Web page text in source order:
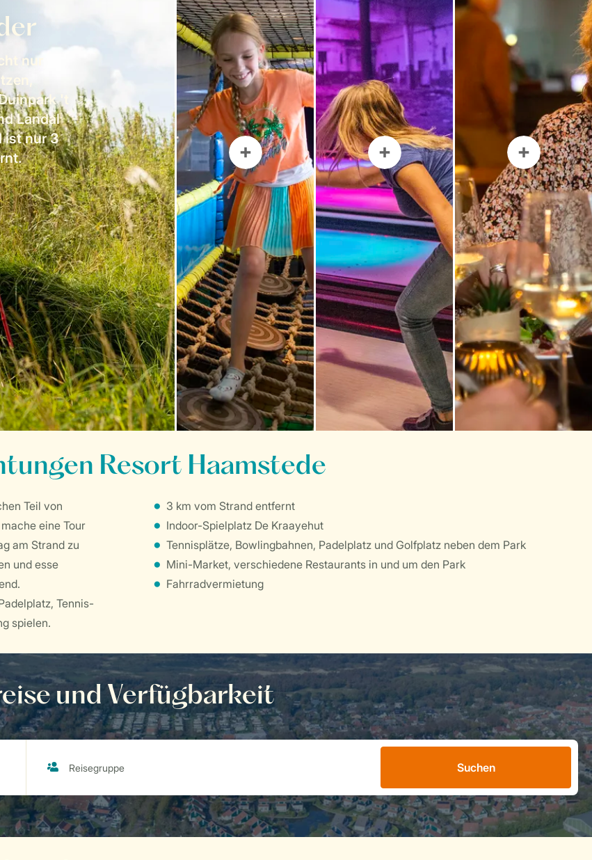
nur
't
Landal
ist nur 3
Resort Haamstede
Teil von
eine Tour
am Strand zu
und esse
Tennis-
spielen.
3 km vom Strand entfernt
Indoor-Spielplatz De Kraayehut
Tennisplätze, Bowlingbahnen, Padelplatz und Golfplatz neben dem Park
Mini-Market, verschiedene Restaurants in und um den Park
Fahrradvermietung
und Verfügbarkeit
Suchen